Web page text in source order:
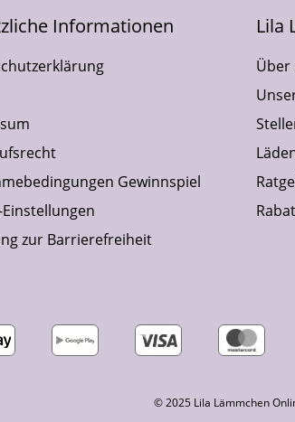
Informationen
Gewinnspiel
Einstellungen
zur Barrierefreiheit
Lila
Über
© 2025 Lila Lämmchen